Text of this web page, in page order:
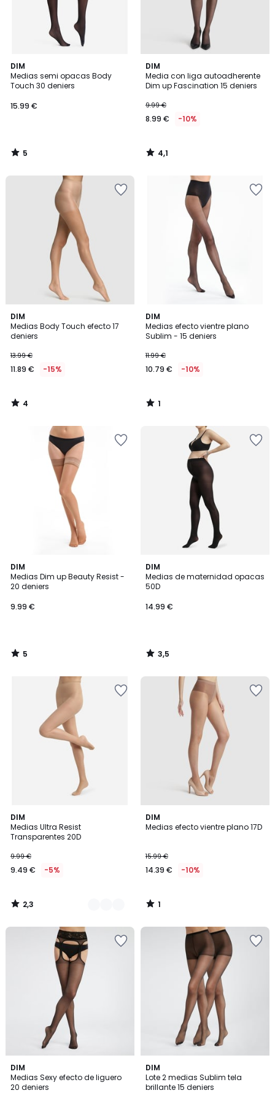
DIM
Medias semi opacas Body
Touch 30 deniers
15.99 €
5
/
5
5
/
DIM
Media con liga autoadherente
Dim up Fascination 15 deniers
9.99 €
8.99 € -10%
4,1
/ 5
4,1
/
DIM
Medias Body Touch efecto 17
deniers
13.99 €
11.89 € -15%
4
/
5
4
/
DIM
Medias efecto vientre plano
Sublim - 15 deniers
11.99 €
10.79 € -10%
1
/
5
1
/
DIM
Medias Dim up Beauty Resist -
20 deniers
9.99 €
5
/
5
5
/
DIM
Medias de maternidad opacas
50D
14.99 €
3,5
/ 5
3,5
/
DIM
Medias Ultra Resist
Transparentes 20D
9.99 €
9.49 € -5%
2,3
/ 5
2
Colores
2,3
/
DIM
Medias efecto vientre plano 17D
15.99 €
14.39 € -10%
1
/
1
/
DIM
Medias Sexy efecto de liguero
20 deniers
4,7
/ 5
DIM
Lote 2 medias Sublim tela
brillante 15 deniers
4
/
5